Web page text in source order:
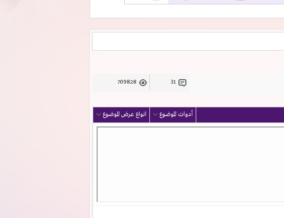
31
709828
أدوات الموضوع انواع عرض الموضوع